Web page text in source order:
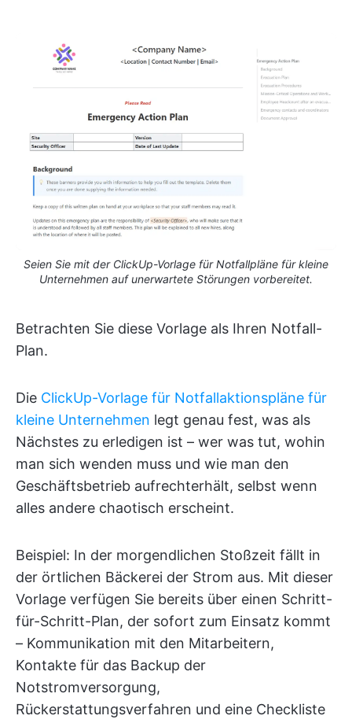
Seien Sie mit der ClickUp-Vorlage für Notfallpläne für kleine
Unternehmen auf unerwartete Störungen vorbereitet.
Betrachten Sie diese Vorlage als Ihren Notfall-
Plan.
Die ClickUp-Vorlage für Notfallaktionspläne für
kleine Unternehmen legt genau fest, was als
Nächstes zu erledigen ist – wer was tut, wohin
man sich wenden muss und wie man den
Geschäftsbetrieb aufrechterhält, selbst wenn
alles andere chaotisch erscheint.
Beispiel: In der morgendlichen Stoßzeit fällt in
der örtlichen Bäckerei der Strom aus. Mit dieser
Vorlage verfügen Sie bereits über einen Schritt-
für-Schritt-Plan, der sofort zum Einsatz kommt
– Kommunikation mit den Mitarbeitern,
Kontakte für das Backup der
Notstromversorgung,
Rückerstattungsverfahren und eine Checkliste